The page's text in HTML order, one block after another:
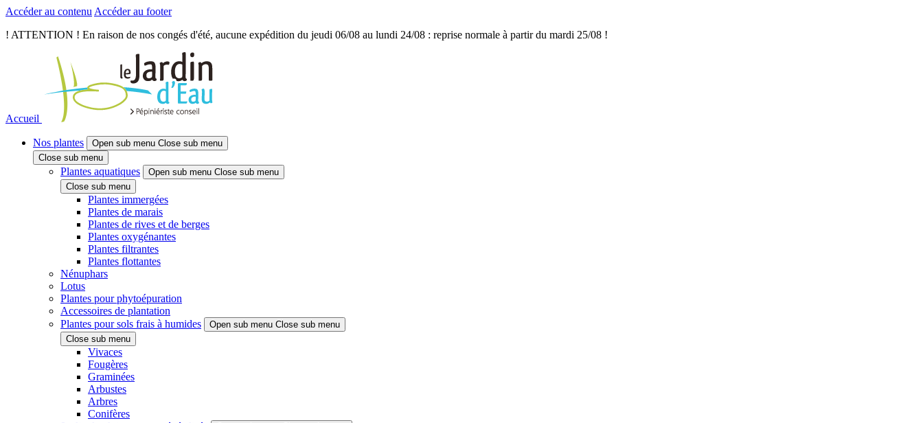
Accéder au contenu Accéder au footer
! ATTENTION ! En raison de nos congés d'été, aucune expédition du jeudi 06/08 au lundi 24/08 : reprise normale à partir du mardi 25/08 !
Accueil
Nos plantes Open sub menu Close sub menu
Close sub menu
Plantes aquatiques Open sub menu Close sub menu
Close sub menu
Plantes immergées
Plantes de marais
Plantes de rives et de berges
Plantes oxygénantes
Plantes filtrantes
Plantes flottantes
Nénuphars
Lotus
Plantes pour phytoépuration
Accessoires de plantation
Plantes pour sols frais à humides
Open sub menu Close sub menu
Close sub menu
Vivaces
Fougères
Graminées
Arbustes
Arbres
Conifères